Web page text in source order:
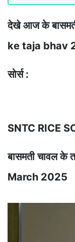
देखे आज के
ke taja bhav
सोर्स :
SNTC RICE
बासमती चावल
March 2025